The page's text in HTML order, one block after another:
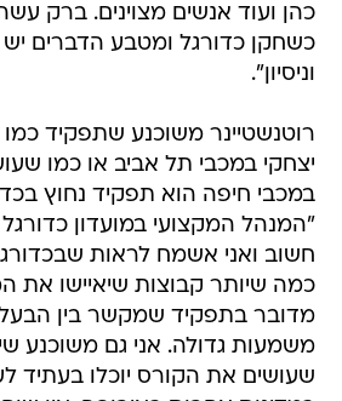
כהן ועוד אנשים מצוינים. ברק
כשחקן כדורגל ומטבע הדברים יש
וניסיון".
רוטנשטיינר משוכנע שתפקיד
יצחקי במכבי תל אביב או כמו
במכבי חיפה הוא תפקיד נחוץ
"המנהל המקצועי במועדון
חשוב ואני אשמח לראות
כמה שיותר קבוצות שיאיישו את
מדובר בתפקיד שמקשר בין
משמעות גדולה. אני גם משוכנע
שעושים את הקורס יוכלו בעתיד